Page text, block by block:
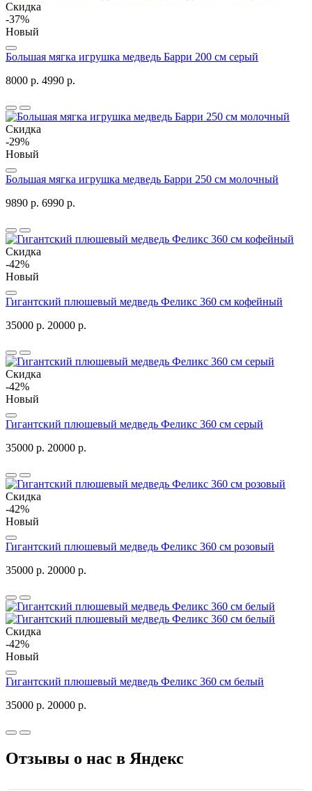
Скидка
-37%
Новый
Большая мягка игрушка медведь Барри 200 см серый
8000 р. 4990 р.
Скидка
-29%
Новый
Большая мягка игрушка медведь Барри 250 см молочный
9890 р. 6990 р.
Скидка
-42%
Новый
Гигантский плюшевый медведь Феликс 360 см кофейный
35000 р. 20000 р.
Скидка
-42%
Новый
Гигантский плюшевый медведь Феликс 360 см серый
35000 р. 20000 р.
Скидка
-42%
Новый
Гигантский плюшевый медведь Феликс 360 см розовый
35000 р. 20000 р.
Скидка
-42%
Новый
Гигантский плюшевый медведь Феликс 360 см белый
35000 р. 20000 р.
Отзывы о нас в Яндекс